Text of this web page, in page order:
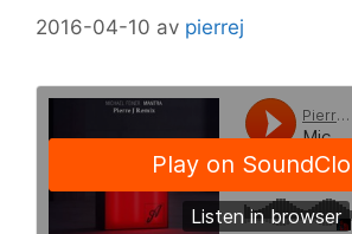
2016-04-10 av pierrej